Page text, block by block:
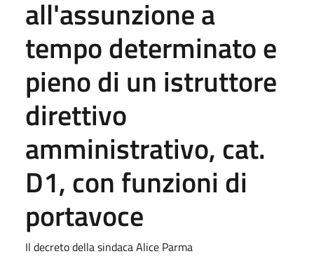
all'assunzione a
tempo determinato e
pieno di un istruttore
direttivo
amministrativo, cat.
D1, con funzioni di
portavoce
Il decreto della sindaca Alice Parma